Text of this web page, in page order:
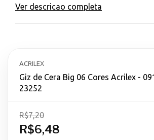
Ver descricao completa
ACRILEX
Giz de Cera Big 06 Cores Acrilex -
23252
R$6,48
R$7,20